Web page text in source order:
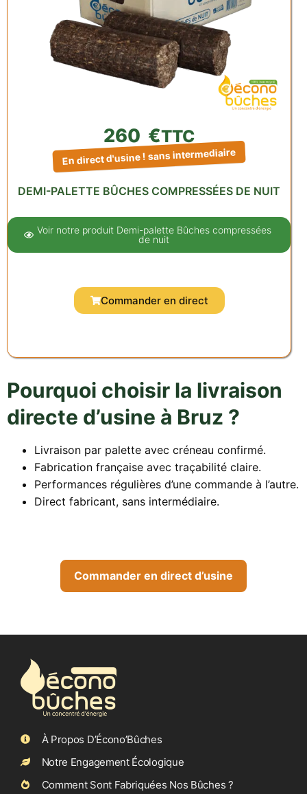
260 €TTC
En direct d'usine ! sans intermediaire
DEMI-PALETTE BÛCHES COMPRESSÉES DE NUIT
Voir notre produit Demi-palette Bûches compressées
de nuit
Commander en direct
Pourquoi choisir la livraison
directe d’usine à Bruz ?
Livraison par palette avec créneau confirmé.
Fabrication française avec traçabilité claire.
Performances régulières d’une commande à l’autre.
Direct fabricant, sans intermédiaire.
Commander en direct d’usine
À Propos D’Écono’Bûches
Notre Engagement Écologique
Comment Sont Fabriquées Nos Bûches ?